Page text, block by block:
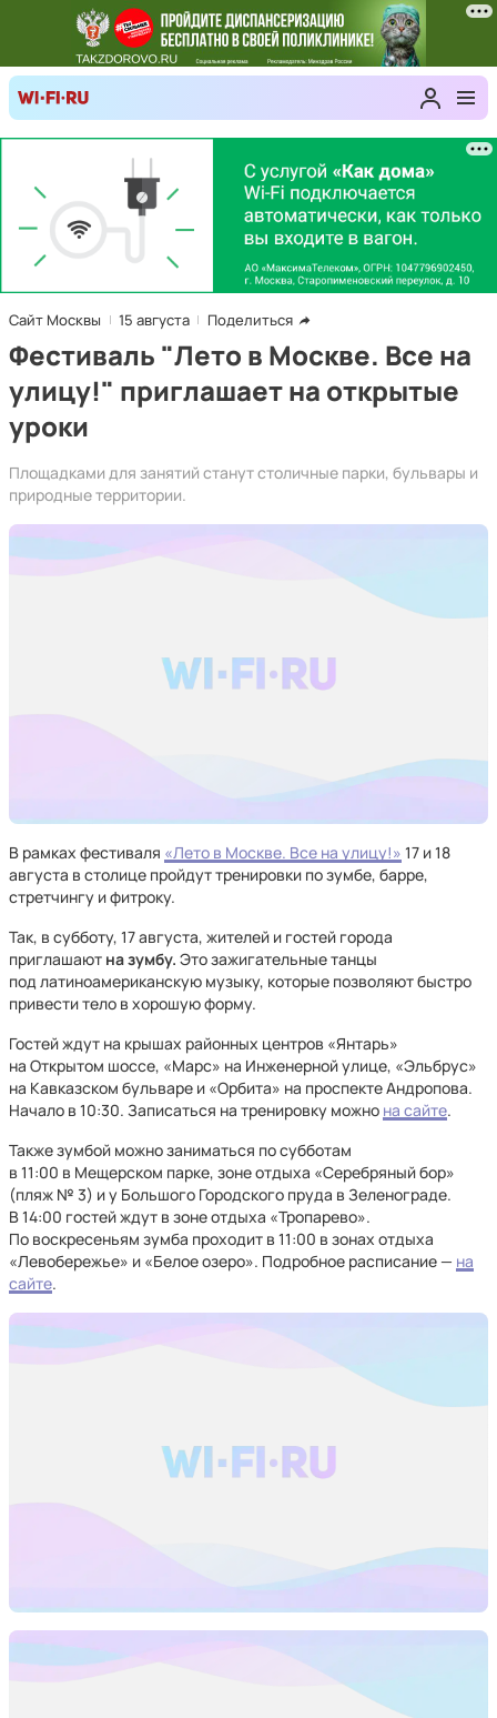
Сайт Москвы 15 августа Поделиться
Фестиваль "Лето в Москве. Все на
улицу!" приглашает на открытые
уроки
Площадками для занятий станут столичные парки, бульвары и
природные территории.
В рамках фестиваля «Лето в Москве. Все на улицу!» 17 и 18
августа в столице пройдут тренировки по зумбе, барре,
стретчингу и фитроку.
Так, в субботу, 17 августа, жителей и гостей города
приглашают на зумбу. Это зажигательные танцы
под латиноамериканскую музыку, которые позволяют быстро
привести тело в хорошую форму.
Гостей ждут на крышах районных центров «Янтарь»
на Открытом шоссе, «Марс» на Инженерной улице, «Эльбрус»
на Кавказском бульваре и «Орбита» на проспекте Андропова.
Начало в 10:30. Записаться на тренировку можно на сайте.
Также зумбой можно заниматься по субботам
в 11:00 в Мещерском парке, зоне отдыха «Серебряный бор»
(пляж № 3) и у Большого Городского пруда в Зеленограде.
В 14:00 гостей ждут в зоне отдыха «Тропарево».
По воскресеньям зумба проходит в 11:00 в зонах отдыха
«Левобережье» и «Белое озеро». Подробное расписание — на
сайте.